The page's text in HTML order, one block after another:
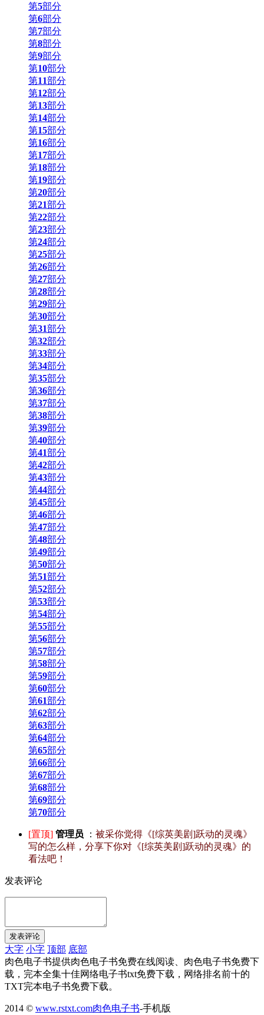
第5部分
第6部分
第7部分
第8部分
第9部分
第10部分
第11部分
第12部分
第13部分
第14部分
第15部分
第16部分
第17部分
第18部分
第19部分
第20部分
第21部分
第22部分
第23部分
第24部分
第25部分
第26部分
第27部分
第28部分
第29部分
第30部分
第31部分
第32部分
第33部分
第34部分
第35部分
第36部分
第37部分
第38部分
第39部分
第40部分
第41部分
第42部分
第43部分
第44部分
第45部分
第46部分
第47部分
第48部分
第49部分
第50部分
第51部分
第52部分
第53部分
第54部分
第55部分
第56部分
第57部分
第58部分
第59部分
第60部分
第61部分
第62部分
第63部分
第64部分
第65部分
第66部分
第67部分
第68部分
第69部分
第70部分
[置顶] 管理员 ： 被采你觉得《[综英美剧]跃动的灵魂》
写的怎么样，分享下你对《[综英美剧]跃动的灵魂》的
看法吧！
发表评论
大字 小字 顶部 底部
肉色电子书提供肉色电子书免费在线阅读、肉色电子书免费下
载，完本全集十佳网络电子书txt免费下载，网络排名前十的
TXT完本电子书免费下载。
2014 © www.rstxt.com肉色电子书-手机版